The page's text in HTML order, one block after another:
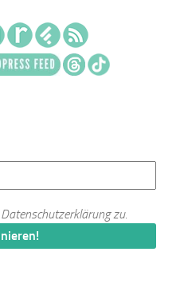
Datenschutzerklärungzu.